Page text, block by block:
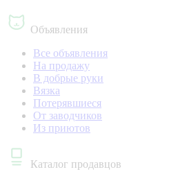
Объявления
Все объявления
На продажу
В добрые руки
Вязка
Потерявшиеся
От заводчиков
Из приютов
Каталог продавцов